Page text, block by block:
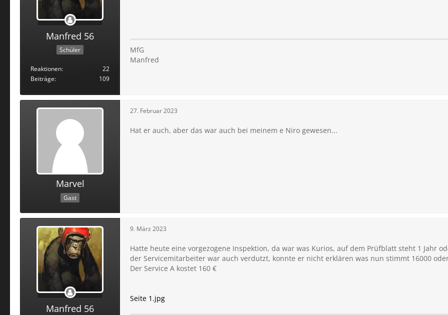
Manfred 56
Schüler
Reaktionen
22
Beiträge
109
MfG
Manfred
Marvel
Gast
27. Februar 2023
Hat er auch, aber das war auch bei meinem e Niro gewesen...
Manfred 56
9. März 2023
Hatte heute eine vorgezogene Inspektion, da war was Kurios, auf dem Prüfblatt steht 1 Jahr
der Servicemitarbeiter war auch verdutzt, konnte er nicht erklären was nun stimmt 16000
Der Service A kostet 160 €
Seite 1.jpg